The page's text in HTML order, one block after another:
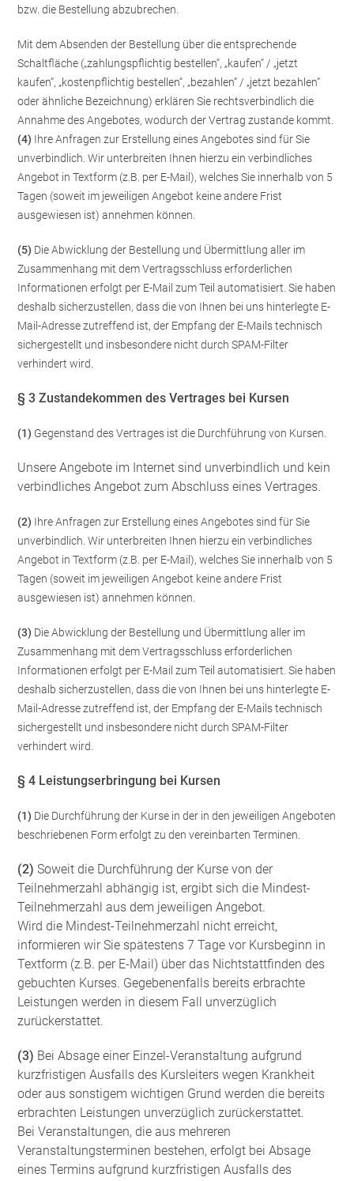
bzw. die Bestellung abzubrechen.
Mit dem Absenden der Bestellung über die entsprechende
Schaltfläche („zahlungspflichtig bestellen“, „kaufen“ / „jetzt
kaufen“, „kostenpflichtig bestellen“, „bezahlen“ / „jetzt bezahlen“
oder ähnliche Bezeichnung) erklären Sie rechtsverbindlich die
Annahme des Angebotes, wodurch der Vertrag zustande kommt.
(4) Ihre Anfragen zur Erstellung eines Angebotes sind für Sie
unverbindlich. Wir unterbreiten Ihnen hierzu ein verbindliches
Angebot in Textform (z.B. per E-Mail), welches Sie innerhalb von 5
Tagen (soweit im jeweiligen Angebot keine andere Frist
ausgewiesen ist) annehmen können.
(5) Die Abwicklung der Bestellung und Übermittlung aller im
Zusammenhang mit dem Vertragsschluss erforderlichen
Informationen erfolgt per E-Mail zum Teil automatisiert. Sie haben
deshalb sicherzustellen, dass die von Ihnen bei uns hinterlegte E-
Mail-Adresse zutreffend ist, der Empfang der E-Mails technisch
sichergestellt und insbesondere nicht durch SPAM-Filter
verhindert wird.
§ 3 Zustandekommen des Vertrages bei Kursen
(1) Gegenstand des Vertrages ist die Durchführung von Kursen.
Unsere Angebote im Internet sind unverbindlich und kein
verbindliches Angebot zum Abschluss eines Vertrages.
(2) Ihre Anfragen zur Erstellung eines Angebotes sind für Sie
unverbindlich. Wir unterbreiten Ihnen hierzu ein verbindliches
Angebot in Textform (z.B. per E-Mail), welches Sie innerhalb von 5
Tagen (soweit im jeweiligen Angebot keine andere Frist
ausgewiesen ist) annehmen können.
(3) Die Abwicklung der Bestellung und Übermittlung aller im
Zusammenhang mit dem Vertragsschluss erforderlichen
Informationen erfolgt per E-Mail zum Teil automatisiert. Sie haben
deshalb sicherzustellen, dass die von Ihnen bei uns hinterlegte E-
Mail-Adresse zutreffend ist, der Empfang der E-Mails technisch
sichergestellt und insbesondere nicht durch SPAM-Filter
verhindert wird.
§ 4 Leistungserbringung bei Kursen
(1) Die Durchführung der Kurse in der in den jeweiligen Angeboten
beschriebenen Form erfolgt zu den vereinbarten Terminen.
(2) Soweit die Durchführung der Kurse von der
Teilnehmerzahl abhängig ist, ergibt sich die Mindest-
Teilnehmerzahl aus dem jeweiligen Angebot.
Wird die Mindest-Teilnehmerzahl nicht erreicht,
informieren wir Sie spätestens 7 Tage vor Kursbeginn in
Textform (z.B. per E-Mail) über das Nichtstattfinden des
gebuchten Kurses. Gegebenenfalls bereits erbrachte
Leistungen werden in diesem Fall unverzüglich
zurückerstattet.
(3) Bei Absage einer Einzel-Veranstaltung aufgrund
kurzfristigen Ausfalls des Kursleiters wegen Krankheit
oder aus sonstigem wichtigen Grund werden die bereits
erbrachten Leistungen unverzüglich zurückerstattet.
Bei Veranstaltungen, die aus mehreren
Veranstaltungsterminen bestehen, erfolgt bei Absage
eines Termins aufgrund kurzfristigen Ausfalls des